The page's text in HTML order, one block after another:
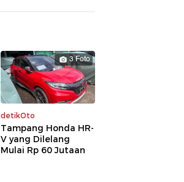
3 Foto
detikOto
Tampang Honda HR-
V yang Dilelang
Mulai Rp 60 Jutaan